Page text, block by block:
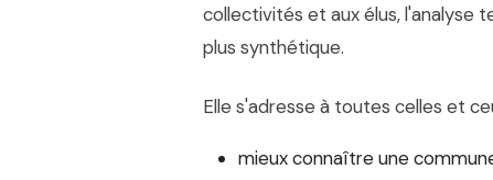
collectivités et aux élus, l'analyse
plus synthétique.
Elle s'adresse à toutes celles et
mieux connaître une